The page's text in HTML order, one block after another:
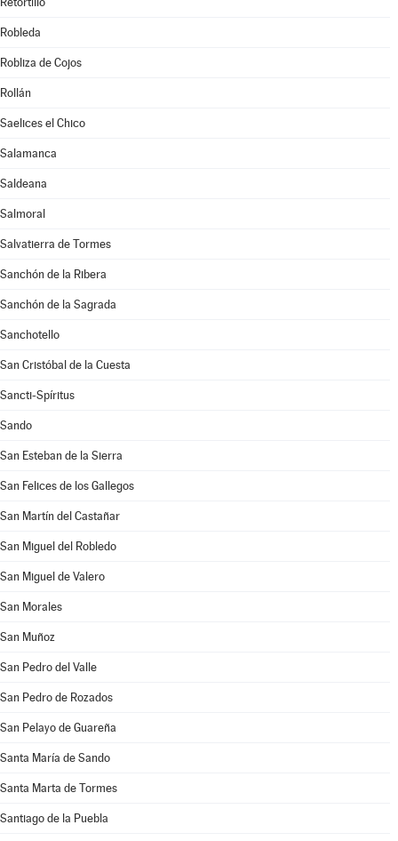
Robleda
Robliza de Cojos
Rollán
Saelices el Chico
Salamanca
Saldeana
Salmoral
Salvatierra de Tormes
Sanchón de la Ribera
Sanchón de la Sagrada
Sanchotello
San Cristóbal de la Cuesta
Sancti-Spíritus
Sando
San Esteban de la Sierra
San Felices de los Gallegos
San Martín del Castañar
San Miguel del Robledo
San Miguel de Valero
San Morales
San Muñoz
San Pedro del Valle
San Pedro de Rozados
San Pelayo de Guareña
Santa María de Sando
Santa Marta de Tormes
Santiago de la Puebla